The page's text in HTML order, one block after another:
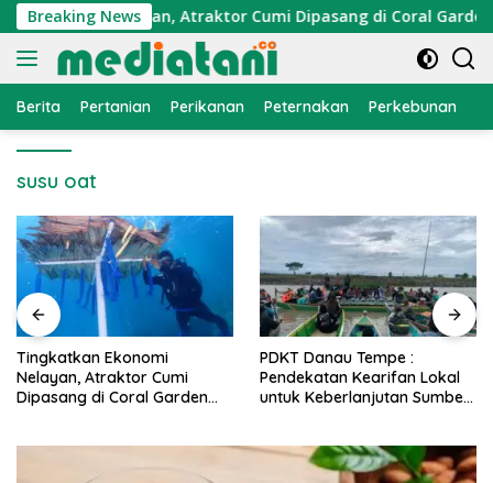
Langsung
ke
konten
Breaking News
Nelayan, Atraktor Cumi Dipasang di Coral Garden
Berita Pertanian Perikanan Peternakan Perkebunan
susu oat
Ekonomi
Cumi
di Coral Garden
PDKT Danau Tempe :
Pendekatan Kearifan Lokal
untuk Keberlanjutan Sumber
PMK
Alami